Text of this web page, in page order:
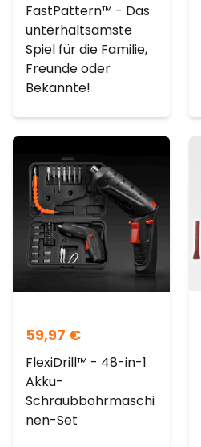
FastPattern™ - Das
unterhaltsamste
Spiel für die Familie,
Freunde oder
Bekannte!
59,97 €
FlexiDrill™ - 48-in-1
Akku-
Schraubbohrmaschi
nen-Set